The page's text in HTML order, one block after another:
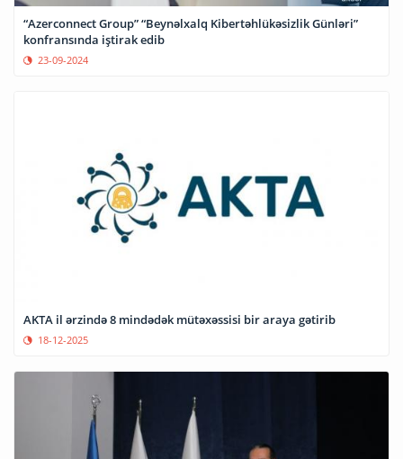
“Azerconnect Group” “Beynəlxalq Kibertəhlükəsizlik Günləri”
konfransında iştirak edib
23-09-2024
AKTA il ərzində 8 mindədək mütəxəssisi bir araya gətirib
18-12-2025